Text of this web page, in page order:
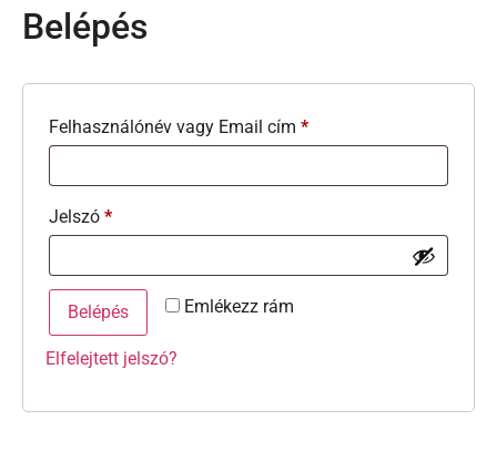
Belépés
Felhasználónév vagy Email cím *
Jelszó *
Emlékezz rám
Belépés
Elfelejtett jelszó?